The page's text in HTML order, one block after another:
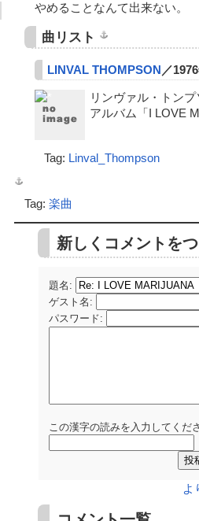
やめることなんて出来ない。
曲リスト
LINVAL THOMPSON／
リンヴァル・トン
アルバム「
I LOVE
Tag: Linval_Thompson
Tag: 楽曲
新しくコメントを
題名:
ゲスト名 :
パスワード:
この漢字の読みを入力してくだ
よ